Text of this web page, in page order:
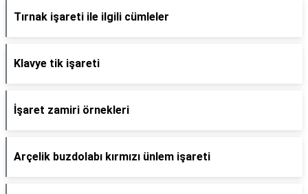
Tırnak işareti ile ilgili cümleler
Klavye tik işareti
İşaret zamiri örnekleri
Arçelik buzdolabı kırmızı ünlem işareti